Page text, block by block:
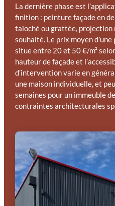
La dernière phase est
finition : peinture façade en
taloché ou grattée, projection
souhaité. Le prix moyen
situe entre 20 et 50 €/m²
hauteur de façade et
d’intervention varie en
une maison individuelle, et
semaines pour un immeuble
contraintes architecturales